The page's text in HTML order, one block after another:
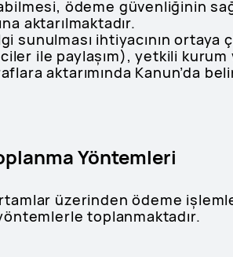
ödeme güvenliğinin
aktarılmaktadır.
sunulması ihtiyacının ortaya
ile paylaşım), yetkili kurum
aktarımında Kanun’da
Yöntemleri
üzerinden ödeme
toplanmaktadır.